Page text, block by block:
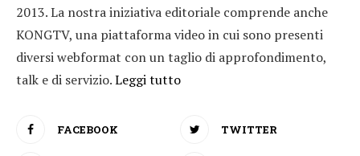
2013. La nostra iniziativa editoriale comprende anche
KONGTV, una piattaforma video in cui sono presenti
diversi webformat con un taglio di approfondimento,
talk e di servizio.Leggi tutto
FACEBOOK TWITTER